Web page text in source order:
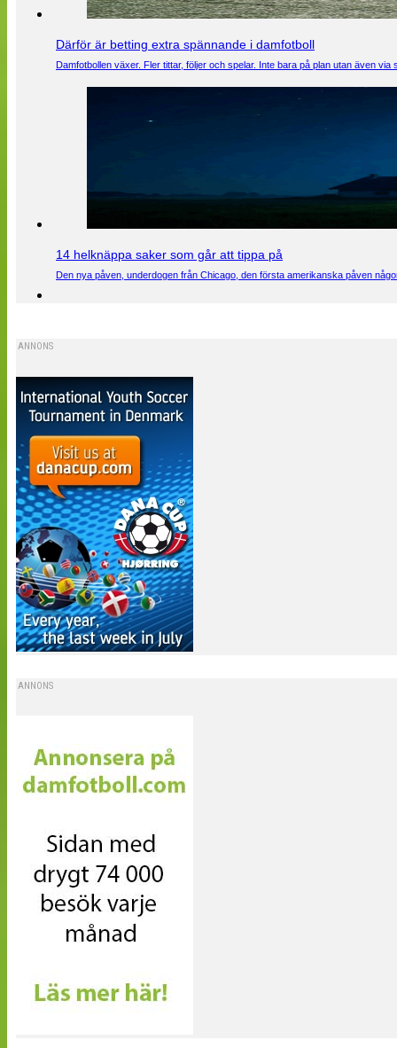
Därför är betting extra spännande i damfotboll
Damfotbollen växer. Fler tittar, följer och spelar. Inte bara på plan utan även
14 helknäppa saker som går att tippa på
Den nya påven, underdogen från Chicago, den första amerikanska påven
ANNONS
ANNONS